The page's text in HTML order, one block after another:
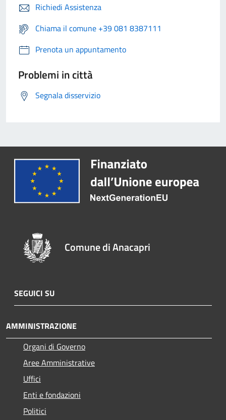
Richiedi Assistenza
Chiama il comune +39 081 8387111
Prenota un appuntamento
Problemi in città
Segnala disservizio
Comune di Anacapri
SEGUICI SU
AMMINISTRAZIONE
Organi di Governo
Aree Amministrative
Uffici
Enti e fondazioni
Politici